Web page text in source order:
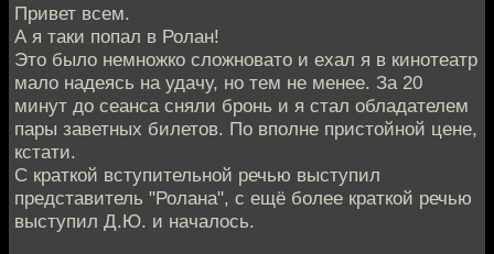
Привет всем.
А я таки попал в Ролан!
Это было немножко сложновато и ехал я в кинотеатр
мало надеясь на удачу, но тем не менее. За 20
минут до сеанса сняли бронь и я стал обладателем
пары заветных билетов. По вполне пристойной цене,
кстати.
С краткой вступительной речью выступил
представитель "Ролана", с ещё более краткой речью
выступил Д.Ю. и началось.